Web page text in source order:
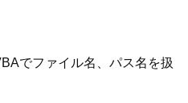
でファイル名、パス名を扱